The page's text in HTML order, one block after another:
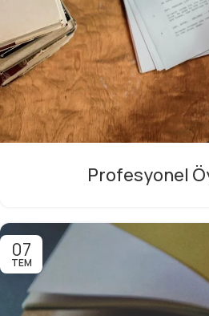
Profesyonel
07
TEM